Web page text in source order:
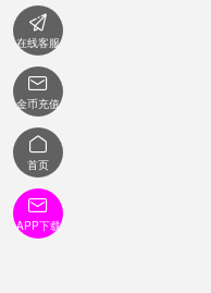

在线客服

金币充值

首页

APP下载